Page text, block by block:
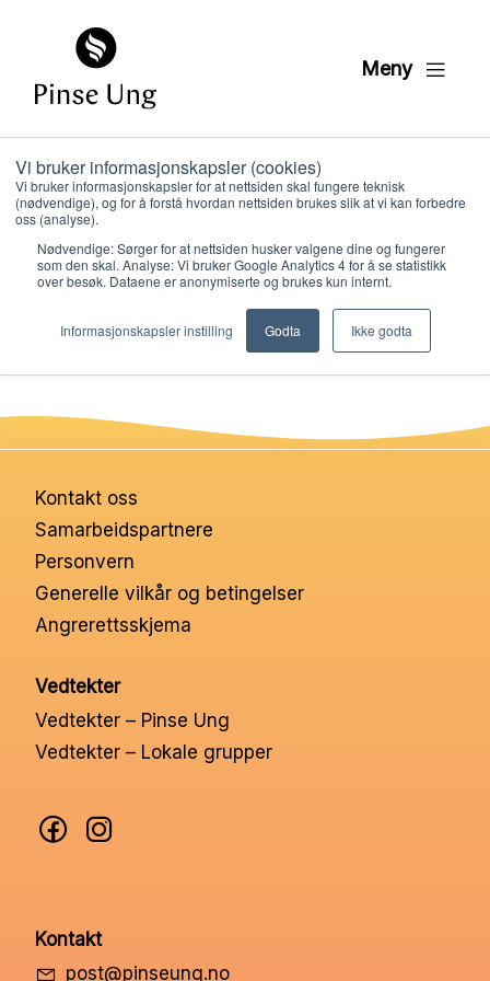
Vi bruker informasjonskapsler (cookies)
Vi bruker informasjonskapsler for at nettsiden skal fungere teknisk
(nødvendige), og for å forstå hvordan nettsiden brukes slik at vi kan forbedre
oss (analyse).
Nødvendige: Sørger for at nettsiden husker valgene dine og fungerer
som den skal. Analyse: Vi bruker Google Analytics 4 for å se statistikk
over besøk. Dataene er anonymiserte og brukes kun internt.
Informasjonskapsler instilling Godta Ikke godta
Meny
Samfunn 02
OPPDAGER semester 2
PER KRISTIAN LØVE
Kontakt oss
Samarbeidspartnere
Personvern
Generelle vilkår og betingelser
Angrerettsskjema
Vedtekter
Vedtekter – Pinse Ung
Vedtekter – Lokale grupper
Kontakt
post@pinseung.no
Hva vi gjør
Ressurser
Nettbutikk
Kontakt oss
Min konto